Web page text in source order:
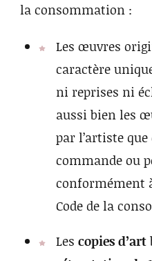
la consommation :
Les œuvres
caractère
ni reprises ni
aussi bien les
par l’artiste
commande ou
conformément
Code de la
Les copies d’art